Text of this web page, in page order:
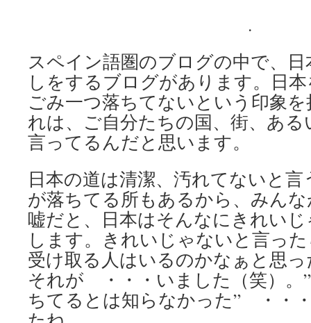
.
スペイン語圏のブログの中で、
しをするブログがあります。日
ごみ一つ落ちてないという印象
れは、ご自分たちの国、街、あ
言ってるんだと思います。
日本の道は清潔、汚れてないと
が落ちてる所もあるから、みん
嘘だと、日本はそんなにきれい
します。きれいじゃないと言っ
受け取る人はいるのかなぁと思
それが ・・・いました（笑）。
ちてるとは知らなかった” ・・